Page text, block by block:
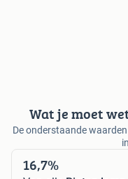
Wat je moet
De onderstaande
16,7%